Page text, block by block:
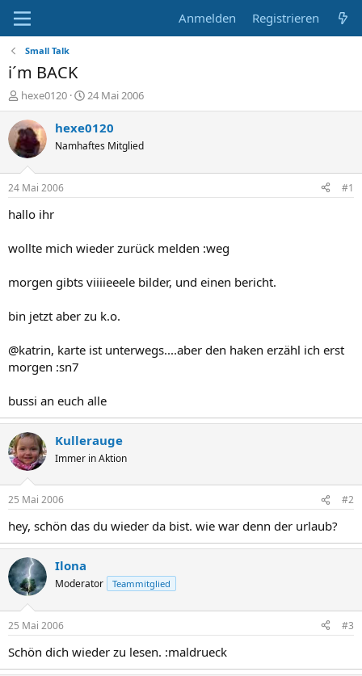
Anmelden Registrieren
Small Talk
i´m BACK
E
r
s
t
e
e
r
hexe0120
E
r
s
t
e
t
24 Mai 2006
hexe0120
Namhaftes Mitglied
24 Mai 2006 #1
hallo ihr
wollte mich wieder zurück melden :weg
morgen gibts viiiieeele bilder, und einen bericht.
bin jetzt aber zu k.o.
@katrin, karte ist unterwegs....aber den haken erzähl ich erst
morgen :sn7
bussi an euch alle
Kullerauge
Immer in Aktion
25 Mai 2006 #2
hey, schön das du wieder da bist. wie war denn der urlaub?
Ilona
Moderator Teammitglied
25 Mai 2006 #3
Schön dich wieder zu lesen. :maldrueck